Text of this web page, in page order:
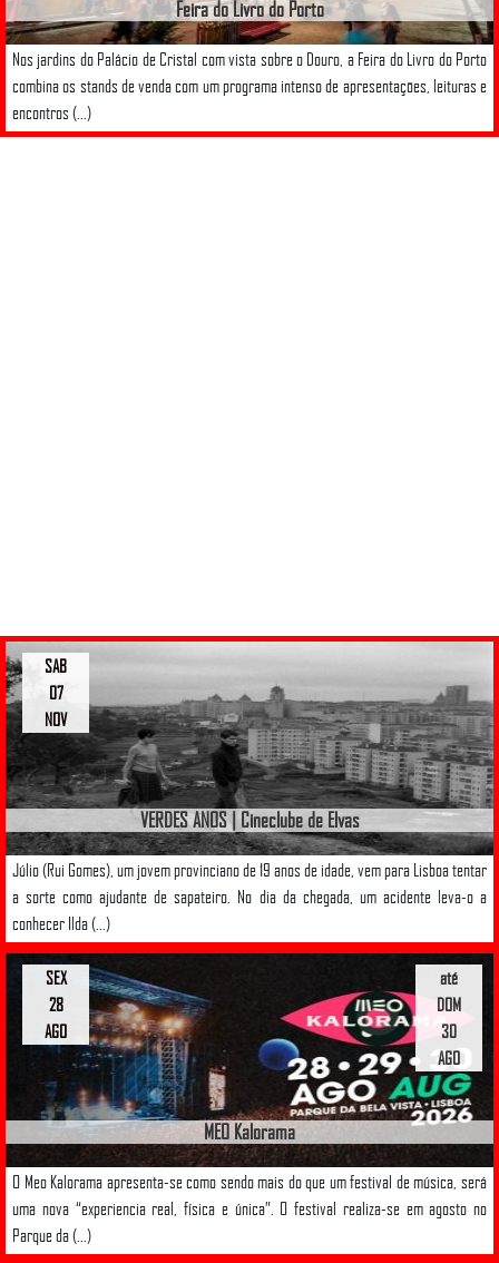
Feira do Livro do Porto
Nos jardins do Palácio de Cristal com vista sobre o Douro, a Feira do Livro do Porto
combina os stands de venda com um programa intenso de apresentações, leituras e
encontros (...)
VERDES ANOS | Cineclube de Elvas
Júlio (Rui Gomes), um jovem provinciano de 19 anos de idade, vem para Lisboa tentar
a sorte como ajudante de sapateiro. No dia da chegada, um acidente leva-o a
conhecer Ilda (...)
SAB
07
NOV
MEO Kalorama
O Meo Kalorama apresenta-se como sendo mais do que um festival de música, será
uma nova “experiencia real, física e única”. O festival realiza-se em agosto no
Parque da (...)
até
DOM
30
AGO
SEX
28
AGO